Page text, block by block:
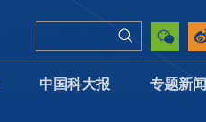
中国科大报 专题新闻